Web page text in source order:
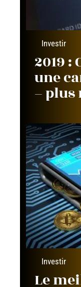
Investir
2019
une
–
Investir
Le